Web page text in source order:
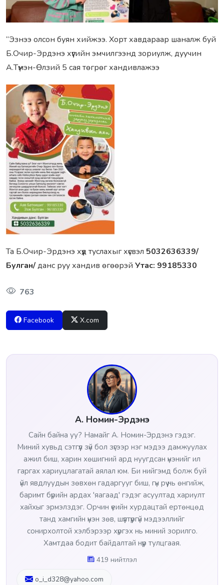
“Эзнээ олсон буян хийжээ. Хорт хавдараар шаналж буй
Б.Очир-Эрдэнэ хүүгийн эмчилгээнд зориулж, дуучин
А.Түмэн-Өлзий 5 сая төгрөг хандивлажээ
Та Б.Очир-Эрдэнэ хүүд туслахыг хүсвэл 5032636339/
Булган/данс руу хандив өгөөрэй Утас: 99185330
763
Facebook X.com
А. Номин-Эрдэнэ
Сайн байна уу? Намайг А. Номин-Эрдэнэ гэдэг.
Миний хувьд сэтгүүл зүй бол зүгээр нэг мэдээ дамжуулах
ажил биш, харин хөшигний ард нуугдсан үнэнийг ил
гаргах хариуцлагатай аялал юм. Би нийгэмд болж буй
үйл явдлуудын зөвхөн гадаргууг биш, гүн рүү нь өнгийж,
баримт бүрийн ардах 'яагаад' гэдэг асуултад хариулт
хайхыг эрмэлздэг. Орчин үеийн хурдацтай ертөнцөд
танд хамгийн үнэн зөв, шүүлтүүргүй мэдээллийг
сонирхолтой хэлбэрээр хүргэх нь миний зорилго.
Хамтдаа бодит байдалтай нүүр тулцгаая.
419 нийтлэл
o_i_d328@yahoo.com